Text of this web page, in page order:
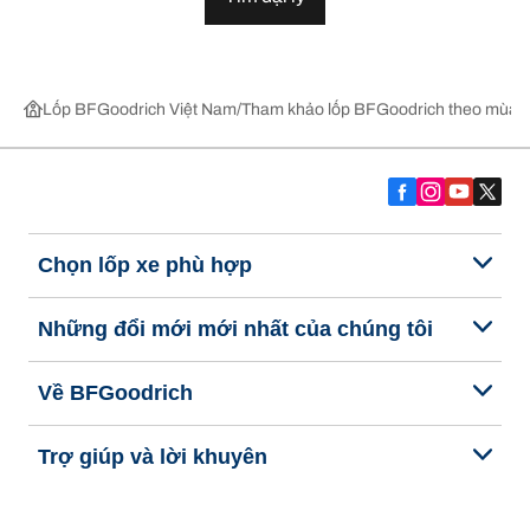
Lốp BFGoodrich Việt Nam Tham khảo lốp BFGoodrich theo
Chọn lốp xe phù hợp
Những đổi mới mới nhất của chúng tôi
Về BFGoodrich
Trợ giúp và lời khuyên